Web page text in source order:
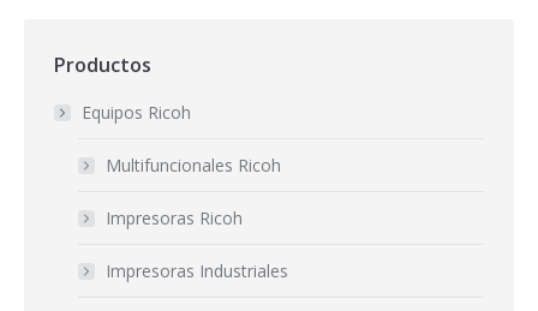
Productos
Equipos Ricoh
Multifuncionales Ricoh
Impresoras Ricoh
Impresoras Industriales